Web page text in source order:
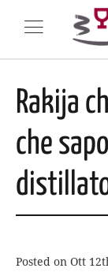
Rakija
che
Posted on Ott